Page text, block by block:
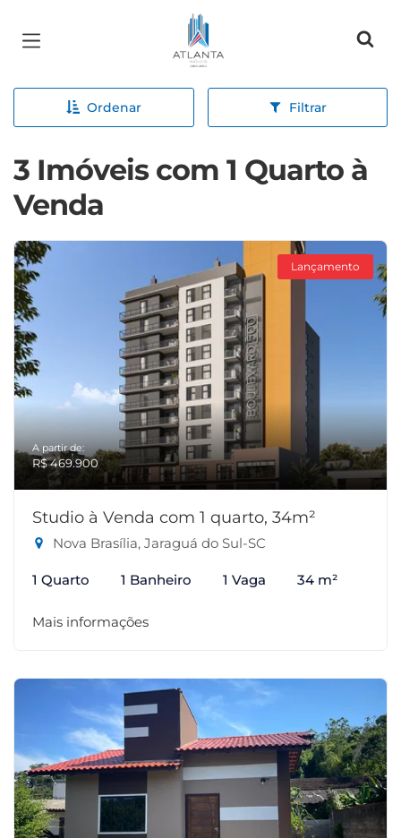
Página inicial
Ordenar Filtrar
3 Imóveis com 1 Quarto à
Venda
Lançamento
A partir de:
R$ 469.900
Studio à Venda com 1 quarto, 34m²
Nova Brasília, Jaraguá do Sul-SC
1 Quarto 1 Banheiro 1 Vaga 34 m²
Mais informações